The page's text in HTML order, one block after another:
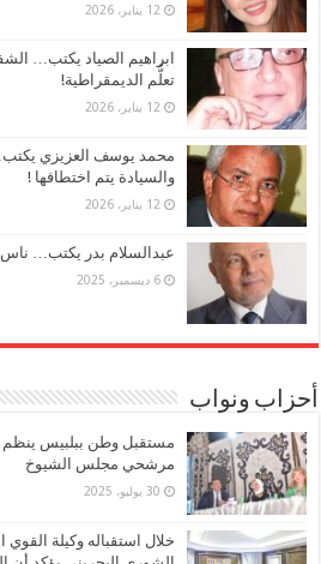
12 يناير، 2026
ابراهيم الصياد يكتب…
تعلُّم الديمقراطية!
12 يناير، 2026
محمد يوسف العزيزي
والسيادة يتم اختطافها !
12 يناير، 2026
عبدالسلام بدر يكتب… ناس
6 ديسمبر، 2025
أحزاب ونواب
مستقبل وطن ببلبيس ينظم
مرشحي مجلس الشيوخ
30 يوليو، 2025
خلال استقباله وكيلة